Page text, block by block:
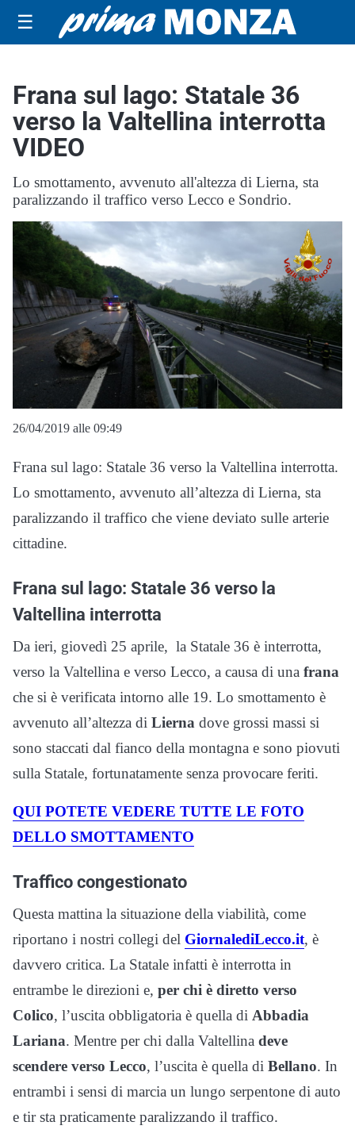
☰
Frana sul lago: Statale 36
verso la Valtellina interrotta
VIDEO
Lo smottamento, avvenuto all'altezza di Lierna, sta
paralizzando il traffico verso Lecco e Sondrio.
26/04/2019 alle 09:49
Frana sul lago: Statale 36 verso la Valtellina interrotta.
Lo smottamento, avvenuto all’altezza di Lierna, sta
paralizzando il traffico che viene deviato sulle arterie
cittadine.
Frana sul lago: Statale 36 verso la
Valtellina interrotta
Da ieri, giovedì 25 aprile, la Statale 36 è interrotta,
verso la Valtellina e verso Lecco, a causa di una frana
che si è verificata intorno alle 19. Lo smottamento è
avvenuto all’altezza di Lierna dove grossi massi si
sono staccati dal fianco della montagna e sono piovuti
sulla Statale, fortunatamente senza provocare feriti.
QUI POTETE VEDERE TUTTE LE FOTO
DELLO SMOTTAMENTO
Traffico congestionato
Questa mattina la situazione della viabilità, come
riportano i nostri collegi del GiornalediLecco.it, è
davvero critica. La Statale infatti è interrotta in
entrambe le direzioni e, per chi è diretto verso
Colico, l’uscita obbligatoria è quella di Abbadia
Lariana. Mentre per chi dalla Valtellina deve
scendere verso Lecco, l’uscita è quella di Bellano. In
entrambi i sensi di marcia un lungo serpentone di auto
e tir sta praticamente paralizzando il traffico.